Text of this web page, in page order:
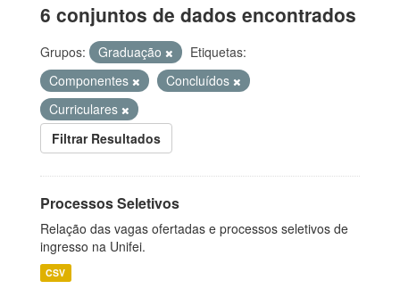
6 conjuntos de dados encontrados
Grupos: Graduação
Etiquetas:
Componentes
Concluídos
Curriculares
Filtrar Resultados
Processos Seletivos
Relação das vagas ofertadas e processos seletivos de
ingresso na Unifei.
CSV